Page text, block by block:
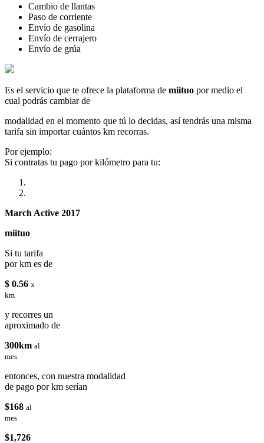
Cambio de llantas
Paso de corriente
Envío de gasolina
Envío de cerrajero
Envío de grúa
Es el servicio que te ofrece la plataforma de miituo por medio el
cual podrás cambiar de
modalidad en el momento que tú lo decidas, así tendrás una misma
tarifa sin importar cuántos km recorras.
Por ejemplo:
Si contratas tu pago por kilómetro para tu:
March Active 2017
miituo
Si tu tarifa
por km es de
$ 0.56 x
km
y recorres un
aproximado de
300km al
mes
entonces, con nuestra modalidad
de pago por km serían
$168 al
mes
$1,726